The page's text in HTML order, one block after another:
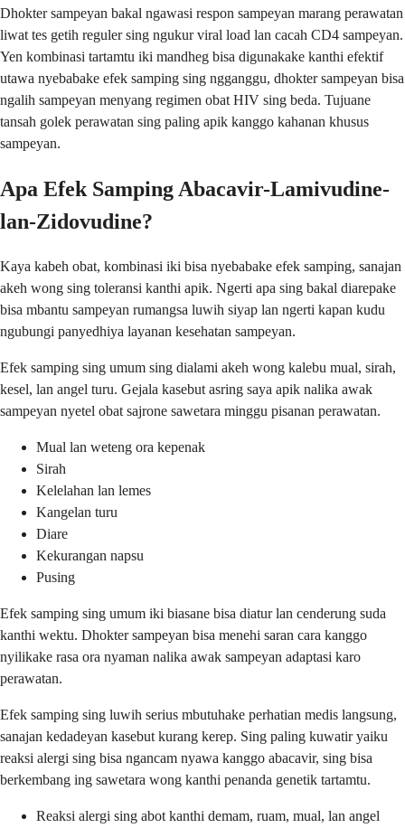
Dhokter sampeyan bakal ngawasi respon sampeyan marang perawatan
liwat tes getih reguler sing ngukur viral load lan cacah CD4 sampeyan.
Yen kombinasi tartamtu iki mandheg bisa digunakake kanthi efektif
utawa nyebabake efek samping sing ngganggu, dhokter sampeyan bisa
ngalih sampeyan menyang regimen obat HIV sing beda. Tujuane
tansah golek perawatan sing paling apik kanggo kahanan khusus
sampeyan.
Apa Efek Samping Abacavir-Lamivudine-
lan-Zidovudine?
Kaya kabeh obat, kombinasi iki bisa nyebabake efek samping, sanajan
akeh wong sing toleransi kanthi apik. Ngerti apa sing bakal diarepake
bisa mbantu sampeyan rumangsa luwih siyap lan ngerti kapan kudu
ngubungi panyedhiya layanan kesehatan sampeyan.
Efek samping sing umum sing dialami akeh wong kalebu mual, sirah,
kesel, lan angel turu. Gejala kasebut asring saya apik nalika awak
sampeyan nyetel obat sajrone sawetara minggu pisanan perawatan.
Mual lan weteng ora kepenak
Sirah
Kelelahan lan lemes
Kangelan turu
Diare
Kekurangan napsu
Pusing
Efek samping sing umum iki biasane bisa diatur lan cenderung suda
kanthi wektu. Dhokter sampeyan bisa menehi saran cara kanggo
nyilikake rasa ora nyaman nalika awak sampeyan adaptasi karo
perawatan.
Efek samping sing luwih serius mbutuhake perhatian medis langsung,
sanajan kedadeyan kasebut kurang kerep. Sing paling kuwatir yaiku
reaksi alergi sing bisa ngancam nyawa kanggo abacavir, sing bisa
berkembang ing sawetara wong kanthi penanda genetik tartamtu.
Reaksi alergi sing abot kanthi demam, ruam, mual, lan angel